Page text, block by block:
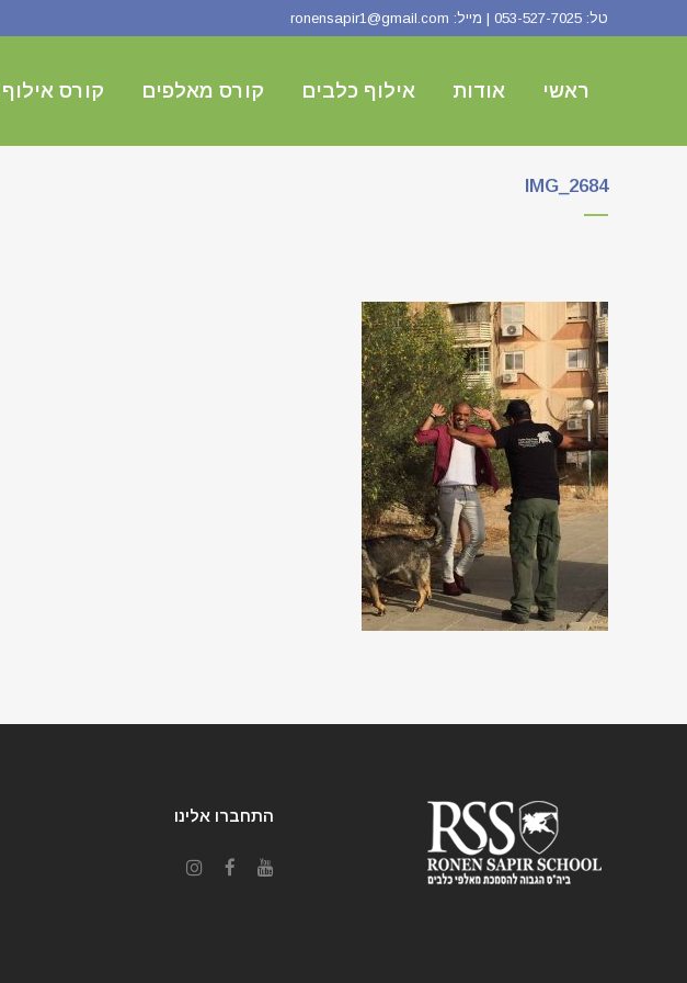
טל: 053-527-7025 | מייל: ronensapir1@gmail.com
ראשי אודות אילוף כלבים קורס מאלפים קורס
IMG_2684
התחברו אלינו